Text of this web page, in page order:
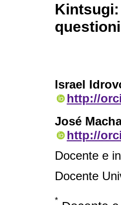
Israel
http://
José
http://
Docente e
Docente
*